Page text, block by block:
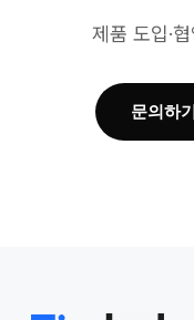
제품 도입·
문의하기